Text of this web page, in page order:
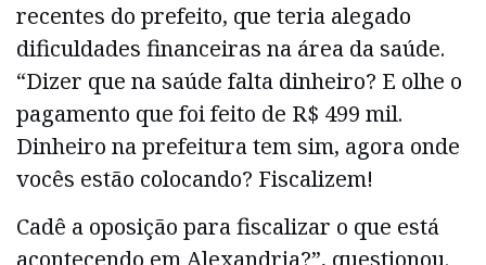
recentes do prefeito, que teria alegado
dificuldades financeiras na área da saúde.
“Dizer que na saúde falta dinheiro? E olhe o
pagamento que foi feito de R$ 499 mil.
Dinheiro na prefeitura tem sim, agora onde
vocês estão colocando? Fiscalizem!
Cadê a oposição para fiscalizar o que está